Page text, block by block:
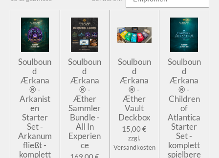
Soulboun
d
Ærkana
® -
Arkanist
en
Starter
Set -
Arkanum
fließt -
komplett
Soulboun
d
Ærkana
® -
Æther
Sammler
Bundle -
All In
Experien
ce
Soulboun
d
Ærkana
® -
Æther
Vault
Deckbox
15,00 €
zzgl.
Versandkosten
Soulboun
d
Ærkana
® -
Children
of
Atlantica
Starter
Set -
komplett
spielbere